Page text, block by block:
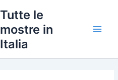
Tutte le
mostre in
Italia